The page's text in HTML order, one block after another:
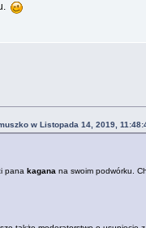
w Listopada 14, 2019,
panakagana na swoim podwórku.